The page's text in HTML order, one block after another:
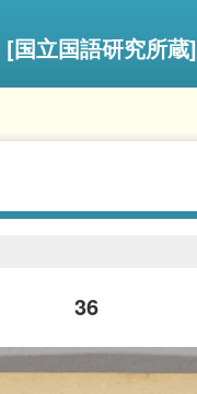
[国立国語研究所蔵]
36